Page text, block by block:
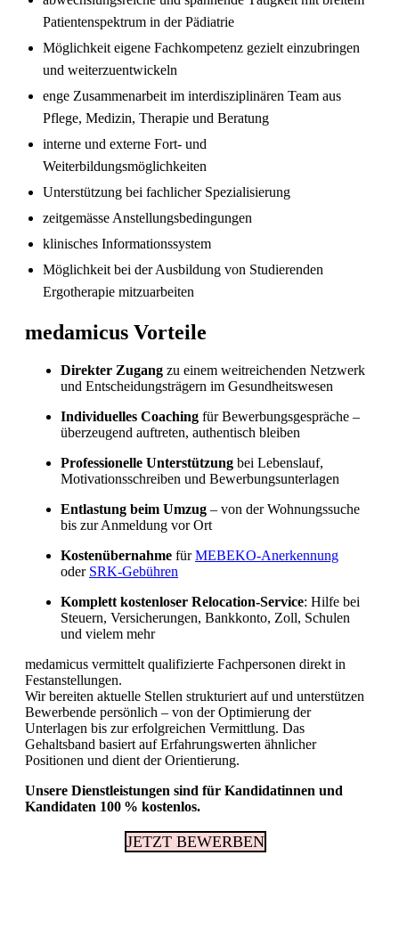
Schweiz im Jahr 2026
Sind in Deutschland ausgebildete
Pflegefachpersonen in der Schweiz bevorzugt?
Fachkräftemangel in Gesundheitsberufen 2026
Chancen
Patientenspektrum in der Pädiatrie
Möglichkeit eigene Fachkompetenz gezielt einzubringen
und weiterzuentwickeln
enge Zusammenarbeit im interdisziplinären Team aus
Pflege, Medizin, Therapie und Beratung
interne und externe Fort- und
Weiterbildungsmöglichkeiten
Unterstützung bei fachlicher Spezialisierung
zeitgemässe Anstellungsbedingungen
klinisches Informationssystem
Möglichkeit bei der Ausbildung von Studierenden
Ergotherapie mitzuarbeiten
medamicus Vorteile
Direkter Zugang zu einem weitreichenden Netzwerk
und Entscheidungsträgern im Gesundheitswesen
Individuelles Coaching für Bewerbungsgespräche –
überzeugend auftreten, authentisch bleiben
Professionelle Unterstützung bei Lebenslauf,
Motivationsschreiben und Bewerbungsunterlagen
Entlastung beim Umzug – von der Wohnungssuche
bis zur Anmeldung vor Ort
Kostenübernahme fürMEBEKO-Anerkennung
oder SRK-Gebühren
Komplett kostenloser Relocation-Service: Hilfe bei
Steuern, Versicherungen, Bankkonto, Zoll, Schulen
und vielem mehr
medamicus vermittelt qualifizierte Fachpersonen direkt in
Festanstellungen.
Wir bereiten aktuelle Stellen strukturiert auf und unterstützen
Bewerbende persönlich – von der Optimierung der
Unterlagen bis zur erfolgreichen Vermittlung. Das
Gehaltsband basiert auf Erfahrungswerten ähnlicher
Positionen und dient der Orientierung.
Unsere Dienstleistungen sind für Kandidatinnen und
Kandidaten 100 % kostenlos.
JETZT BEWERBEN